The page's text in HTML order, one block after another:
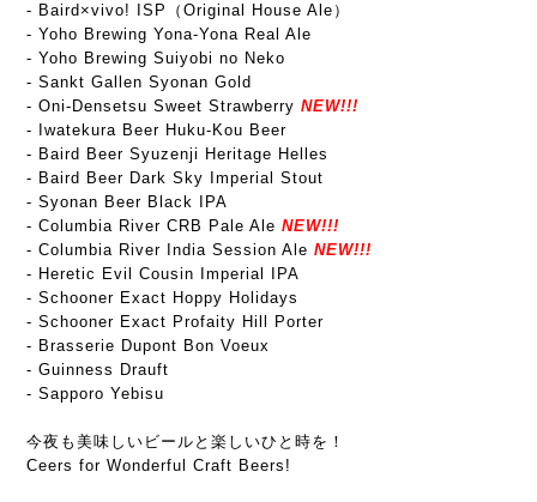
- Baird×vivo! ISP（Original House Ale）
- Yoho Brewing Yona-Yona Real Ale
- Yoho Brewing Suiyobi no Neko
- Sankt Gallen Syonan Gold
- Oni-Densetsu Sweet Strawberry NEW!!!
- Iwatekura Beer Huku-Kou Beer
- Baird Beer Syuzenji Heritage Helles
- Baird Beer Dark Sky Imperial Stout
- Syonan Beer Black IPA
- Columbia River CRB Pale Ale NEW!!!
- Columbia River India Session Ale NEW!!!
- Heretic Evil Cousin Imperial IPA
- Schooner Exact Hoppy Holidays
- Schooner Exact Profaity Hill Porter
- Brasserie Dupont Bon Voeux
- Guinness Drauft
- Sapporo Yebisu
今夜も美味しいビールと楽しいひと時を！
Ceers for Wonderful Craft Beers!